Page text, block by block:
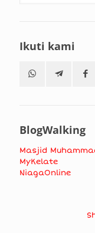
Ikuti kami
BlogWalking
Masjid
MyKelate
NiagaOnline